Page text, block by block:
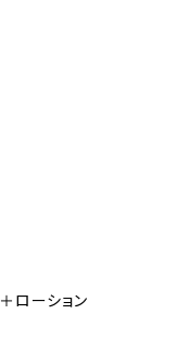
ローション